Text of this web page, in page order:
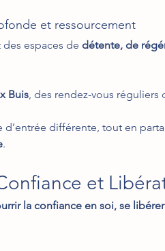
et ressourcement
espaces de détente, de
Buis, des rendez-vous réguliers
différente, tout en
.
et
la confiance en soi, se